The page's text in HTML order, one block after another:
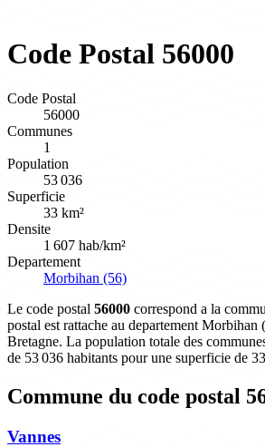
Code Postal 56000
Code Postal
56000
Communes
1
Population
53 036
Superficie
33 km²
Densite
1 607 hab/km²
Departement
Morbihan (56)
Le code postal 56000 correspond a la
postal est rattache au departement Morbihan
Bretagne. La population totale des
de 53 036 habitants pour une superficie de
Commune du code postal
Vannes